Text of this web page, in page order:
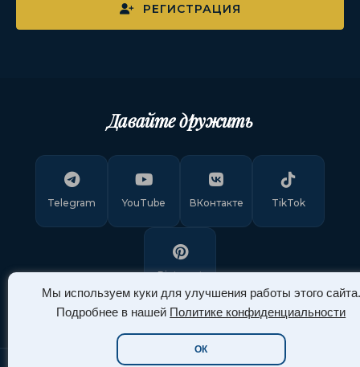
Мы используем куки для улучшения работы этого сайта.
Подробнее в нашей Политике конфиденциальности
ОК
РЕГИСТРАЦИЯ
Давайте дружить
Telegram YouTube ВКонтакте TikTok
Pinterest